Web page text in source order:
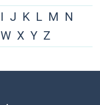
I J K L M N
W X Y Z